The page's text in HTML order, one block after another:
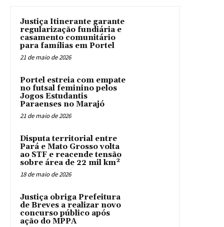
Justiça Itinerante garante
regularização fundiária e
casamento comunitário
para famílias em Portel
21 de maio de 2026
Portel estreia com empate
no futsal feminino pelos
Jogos Estudantis
Paraenses no Marajó
21 de maio de 2026
Disputa territorial entre
Pará e Mato Grosso volta
ao STF e reacende tensão
sobre área de 22 mil km²
18 de maio de 2026
Justiça obriga Prefeitura
de Breves a realizar novo
concurso público após
ação do MPPA